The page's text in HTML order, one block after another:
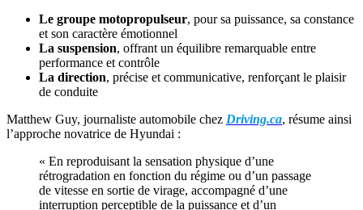
Le groupe motopropulseur, pour sa puissance, sa constance
et son caractère émotionnel
La suspension, offrant un équilibre remarquable entre
performance et contrôle
La direction, précise et communicative, renforçant le plaisir
de conduite
Matthew Guy, journaliste automobile chez Driving.ca, résume ainsi
l’approche novatrice de Hyundai :
« En reproduisant la sensation physique d’une
rétrogradation en fonction du régime ou d’un passage
de vitesse en sortie de virage, accompagné d’une
interruption perceptible de la puissance et d’un